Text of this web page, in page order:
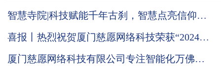
智慧寺院|科技赋能千年古刹，智慧点亮信仰之
喜报丨热烈祝贺厦门慈愿网络科技荣获“2024国
厦门慈愿网络科技有限公司专注智能化万佛墙